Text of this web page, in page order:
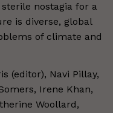
nostagia for a
is diverse, global
of climate and
(editor), Navi Pillay,
Irene Khan,
Woollard,